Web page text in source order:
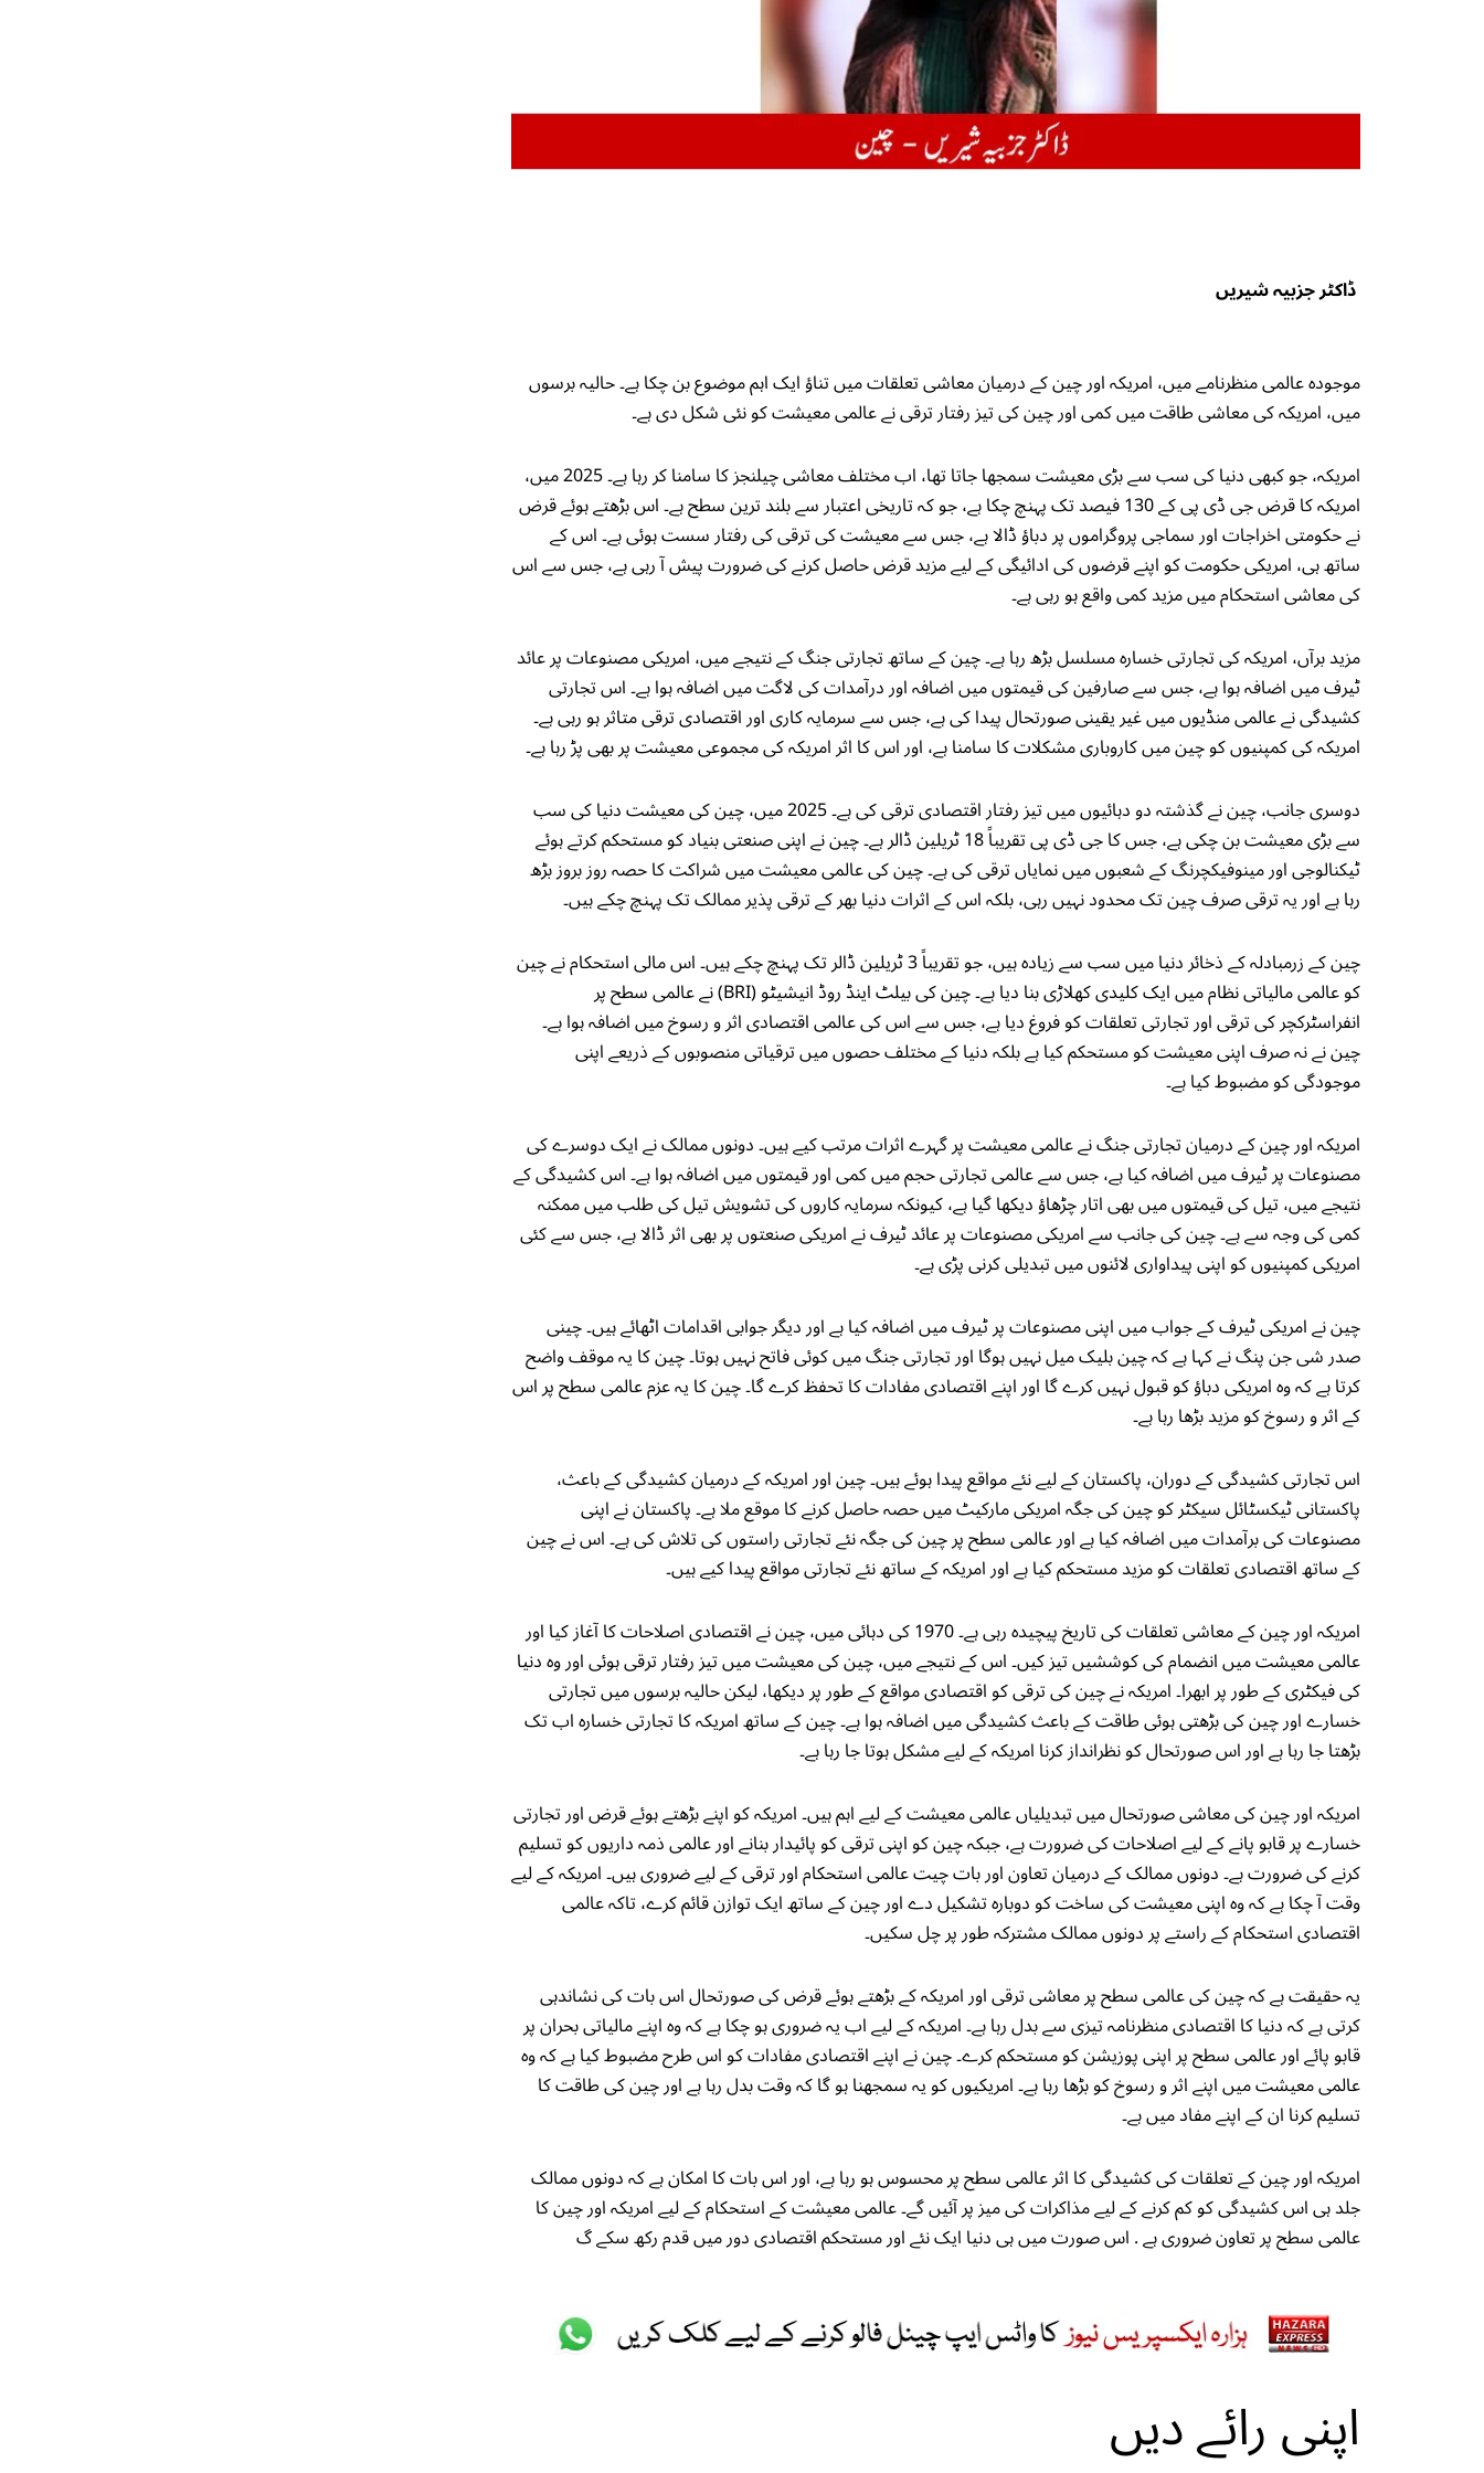
ڈاکٹر جزبیہ شیریں
موجودہ عالمی منظرنامے میں، امریکہ اور چین کے درمیان معاشی تعلقات میں تناؤ ایک اہم موضوع بن چکا ہے۔ حالیہ برسوں
میں، امریکہ کی معاشی طاقت میں کمی اور چین کی تیز رفتار ترقی نے عالمی معیشت کو نئی شکل دی ہے۔
امریکہ، جو کبھی دنیا کی سب سے بڑی معیشت سمجھا جاتا تھا، اب مختلف معاشی چیلنجز کا سامنا کر رہا ہے۔ 2025 میں،
امریکہ کا قرض جی ڈی پی کے 130 فیصد تک پہنچ چکا ہے، جو کہ تاریخی اعتبار سے بلند ترین سطح ہے۔ اس بڑھتے ہوئے قرض
نے حکومتی اخراجات اور سماجی پروگراموں پر دباؤ ڈالا ہے، جس سے معیشت کی ترقی کی رفتار سست ہوئی ہے۔ اس کے
ساتھ ہی، امریکی حکومت کو اپنے قرضوں کی ادائیگی کے لیے مزید قرض حاصل کرنے کی ضرورت پیش آ رہی ہے، جس سے اس
کی معاشی استحکام میں مزید کمی واقع ہو رہی ہے۔
مزید برآں، امریکہ کی تجارتی خسارہ مسلسل بڑھ رہا ہے۔ چین کے ساتھ تجارتی جنگ کے نتیجے میں، امریکی مصنوعات پر عائد
ٹیرف میں اضافہ ہوا ہے، جس سے صارفین کی قیمتوں میں اضافہ اور درآمدات کی لاگت میں اضافہ ہوا ہے۔ اس تجارتی
کشیدگی نے عالمی منڈیوں میں غیر یقینی صورتحال پیدا کی ہے، جس سے سرمایہ کاری اور اقتصادی ترقی متاثر ہو رہی ہے۔
امریکہ کی کمپنیوں کو چین میں کاروباری مشکلات کا سامنا ہے، اور اس کا اثر امریکہ کی مجموعی معیشت پر بھی پڑ رہا ہے۔
دوسری جانب، چین نے گذشتہ دو دہائیوں میں تیز رفتار اقتصادی ترقی کی ہے۔ 2025 میں، چین کی معیشت دنیا کی سب
سے بڑی معیشت بن چکی ہے، جس کا جی ڈی پی تقریباً 18 ٹریلین ڈالر ہے۔ چین نے اپنی صنعتی بنیاد کو مستحکم کرتے ہوئے
ٹیکنالوجی اور مینوفیکچرنگ کے شعبوں میں نمایاں ترقی کی ہے۔ چین کی عالمی معیشت میں شراکت کا حصہ روز بروز بڑھ
رہا ہے اور یہ ترقی صرف چین تک محدود نہیں رہی، بلکہ اس کے اثرات دنیا بھر کے ترقی پذیر ممالک تک پہنچ چکے ہیں۔
چین کے زرمبادلہ کے ذخائر دنیا میں سب سے زیادہ ہیں، جو تقریباً 3 ٹریلین ڈالر تک پہنچ چکے ہیں۔ اس مالی استحکام نے چین
کو عالمی مالیاتی نظام میں ایک کلیدی کھلاڑی بنا دیا ہے۔ چین کی بیلٹ اینڈ روڈ انیشیٹو (BRI) نے عالمی سطح پر
انفراسٹرکچر کی ترقی اور تجارتی تعلقات کو فروغ دیا ہے، جس سے اس کی عالمی اقتصادی اثر و رسوخ میں اضافہ ہوا ہے۔
چین نے نہ صرف اپنی معیشت کو مستحکم کیا ہے بلکہ دنیا کے مختلف حصوں میں ترقیاتی منصوبوں کے ذریعے اپنی
موجودگی کو مضبوط کیا ہے۔
امریکہ اور چین کے درمیان تجارتی جنگ نے عالمی معیشت پر گہرے اثرات مرتب کیے ہیں۔ دونوں ممالک نے ایک دوسرے کی
مصنوعات پر ٹیرف میں اضافہ کیا ہے، جس سے عالمی تجارتی حجم میں کمی اور قیمتوں میں اضافہ ہوا ہے۔ اس کشیدگی کے
نتیجے میں، تیل کی قیمتوں میں بھی اتار چڑھاؤ دیکھا گیا ہے، کیونکہ سرمایہ کاروں کی تشویش تیل کی طلب میں ممکنہ
کمی کی وجہ سے ہے۔ چین کی جانب سے امریکی مصنوعات پر عائد ٹیرف نے امریکی صنعتوں پر بھی اثر ڈالا ہے، جس سے کئی
امریکی کمپنیوں کو اپنی پیداواری لائنوں میں تبدیلی کرنی پڑی ہے۔
چین نے امریکی ٹیرف کے جواب میں اپنی مصنوعات پر ٹیرف میں اضافہ کیا ہے اور دیگر جوابی اقدامات اٹھائے ہیں۔ چینی
صدر شی جن پنگ نے کہا ہے کہ چین بلیک میل نہیں ہوگا اور تجارتی جنگ میں کوئی فاتح نہیں ہوتا۔ چین کا یہ موقف واضح
کرتا ہے کہ وہ امریکی دباؤ کو قبول نہیں کرے گا اور اپنے اقتصادی مفادات کا تحفظ کرے گا۔ چین کا یہ عزم عالمی سطح پر اس
کے اثر و رسوخ کو مزید بڑھا رہا ہے۔
اس تجارتی کشیدگی کے دوران، پاکستان کے لیے نئے مواقع پیدا ہوئے ہیں۔ چین اور امریکہ کے درمیان کشیدگی کے باعث،
پاکستانی ٹیکسٹائل سیکٹر کو چین کی جگہ امریکی مارکیٹ میں حصہ حاصل کرنے کا موقع ملا ہے۔ پاکستان نے اپنی
مصنوعات کی برآمدات میں اضافہ کیا ہے اور عالمی سطح پر چین کی جگہ نئے تجارتی راستوں کی تلاش کی ہے۔ اس نے چین
کے ساتھ اقتصادی تعلقات کو مزید مستحکم کیا ہے اور امریکہ کے ساتھ نئے تجارتی مواقع پیدا کیے ہیں۔
امریکہ اور چین کے معاشی تعلقات کی تاریخ پیچیدہ رہی ہے۔ 1970 کی دہائی میں، چین نے اقتصادی اصلاحات کا آغاز کیا اور
عالمی معیشت میں انضمام کی کوششیں تیز کیں۔ اس کے نتیجے میں، چین کی معیشت میں تیز رفتار ترقی ہوئی اور وہ دنیا
کی فیکٹری کے طور پر ابھرا۔ امریکہ نے چین کی ترقی کو اقتصادی مواقع کے طور پر دیکھا، لیکن حالیہ برسوں میں تجارتی
خسارے اور چین کی بڑھتی ہوئی طاقت کے باعث کشیدگی میں اضافہ ہوا ہے۔ چین کے ساتھ امریکہ کا تجارتی خسارہ اب تک
بڑھتا جا رہا ہے اور اس صورتحال کو نظرانداز کرنا امریکہ کے لیے مشکل ہوتا جا رہا ہے۔
امریکہ اور چین کی معاشی صورتحال میں تبدیلیاں عالمی معیشت کے لیے اہم ہیں۔ امریکہ کو اپنے بڑھتے ہوئے قرض اور تجارتی
خسارے پر قابو پانے کے لیے اصلاحات کی ضرورت ہے، جبکہ چین کو اپنی ترقی کو پائیدار بنانے اور عالمی ذمہ داریوں کو تسلیم
کرنے کی ضرورت ہے۔ دونوں ممالک کے درمیان تعاون اور بات چیت عالمی استحکام اور ترقی کے لیے ضروری ہیں۔ امریکہ کے لیے
وقت آ چکا ہے کہ وہ اپنی معیشت کی ساخت کو دوبارہ تشکیل دے اور چین کے ساتھ ایک توازن قائم کرے، تاکہ عالمی
اقتصادی استحکام کے راستے پر دونوں ممالک مشترکہ طور پر چل سکیں۔
یہ حقیقت ہے کہ چین کی عالمی سطح پر معاشی ترقی اور امریکہ کے بڑھتے ہوئے قرض کی صورتحال اس بات کی نشاندہی
کرتی ہے کہ دنیا کا اقتصادی منظرنامہ تیزی سے بدل رہا ہے۔ امریکہ کے لیے اب یہ ضروری ہو چکا ہے کہ وہ اپنے مالیاتی بحران پر
قابو پائے اور عالمی سطح پر اپنی پوزیشن کو مستحکم کرے۔ چین نے اپنے اقتصادی مفادات کو اس طرح مضبوط کیا ہے کہ وہ
عالمی معیشت میں اپنے اثر و رسوخ کو بڑھا رہا ہے۔ امریکیوں کو یہ سمجھنا ہو گا کہ وقت بدل رہا ہے اور چین کی طاقت کا
تسلیم کرنا ان کے اپنے مفاد میں ہے۔
امریکہ اور چین کے تعلقات کی کشیدگی کا اثر عالمی سطح پر محسوس ہو رہا ہے، اور اس بات کا امکان ہے کہ دونوں ممالک
جلد ہی اس کشیدگی کو کم کرنے کے لیے مذاکرات کی میز پر آئیں گے۔ عالمی معیشت کے استحکام کے لیے امریکہ اور چین کا
عالمی سطح پر تعاون ضروری ہے . اس صورت میں ہی دنیا ایک نئے اور مستحکم اقتصادی دور میں قدم رکھ سکے گ
اپنی رائے دیں